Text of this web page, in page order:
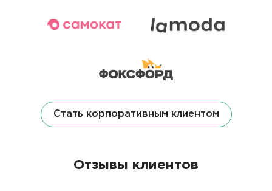
Стать корпоративным клиентом
Отзывы клиентов